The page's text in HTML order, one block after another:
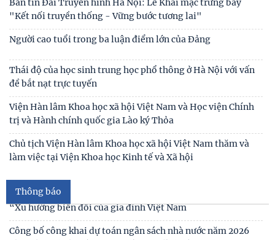
Sáng kiến của Cộng hòa Dân chủ Nhân dân
Bản tin Đài Truyền hình Hà Nội: Lễ Khai mạc trưng bày
"Kết nối truyền thống - Vững bước tương lai"
Người cao tuổi trong ba luận điểm lớn của Đảng
đề bắt nạt trực tuyến
trị và Hành chính quốc gia Lào ký Thỏa
Chủ tịch Viện Hàn lâm Khoa học xã hội Việt Nam thăm và
Thông báo
Thư cảm ơn
giáo dục trẻ em trong kỷ nguyên số”
Thư mời viết bài Hội thảo khoa học quốc tế “Gia đình Châu
Á trong bối cảnh hội nhập quốc tế và